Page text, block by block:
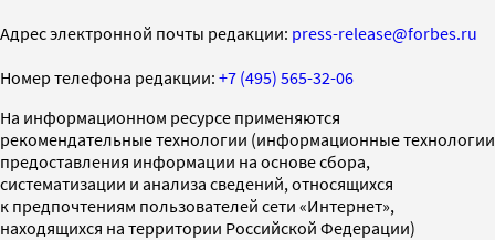
Адрес электронной почты редакции: press-release@forbes.ru
Номер телефона редакции: +7 (495) 565-32-06
На информационном ресурсе применяются
рекомендательные технологии (информационные технологии
предоставления информации на основе сбора,
систематизации и анализа сведений, относящихся
к предпочтениям пользователей сети «Интернет»,
находящихся на территории Российской Федерации)